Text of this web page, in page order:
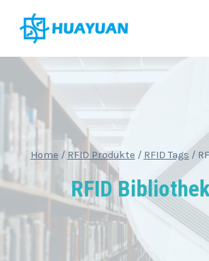
content
Home / RFID Produkte / RFID Tags /
RFID